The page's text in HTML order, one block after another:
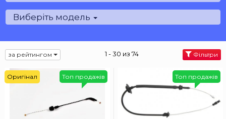
Виберіть модель
за рейтингом 1 - 30 из 74 Фільтри
Топ продажів
Оригінал Топ продажів